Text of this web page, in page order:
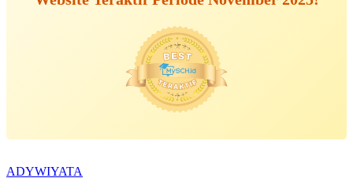
ADYWIYATA